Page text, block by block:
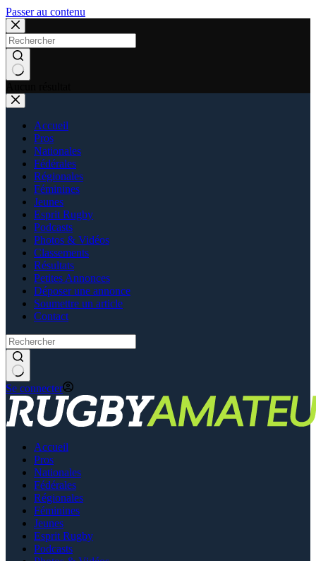
Passer au contenu
Accueil
Pros
Nationales
Fédérales
Régionales
Féminines
Jeunes
Esprit Rugby
Podcasts
Photos & Vidéos
Classements
Résultats
Petites Annonces
Déposer une annonce
Soumettre un article
Contact
Se connecter
Accueil
Pros
Nationales
Fédérales
Régionales
Féminines
Jeunes
Esprit Rugby
Podcasts